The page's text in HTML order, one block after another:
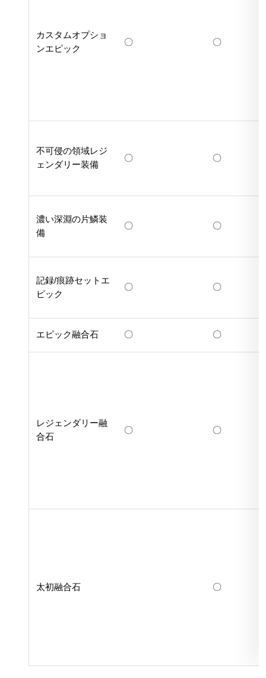
カスタムオプショ
ンエピック
〇 〇
不可侵の領域レジ
ェンダリー装備
〇 〇
濃い深淵の片鱗装
備
〇 〇
記録/痕跡セットエ
ピック
〇 〇
エピック融合石 〇 〇
レジェンダリー融
合石
〇 〇
太初融合石 〇